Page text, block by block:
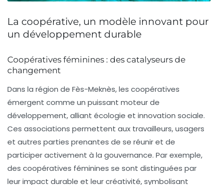
La coopérative, un modèle innovant pour
un développement durable
Coopératives féminines : des catalyseurs de
changement
Dans la région de Fès-Meknès, les coopératives
émergent comme un puissant moteur de
développement, alliant écologie et innovation sociale.
Ces associations permettent aux travailleurs,usagers
et autres parties prenantes de se réunir et de
participer activement à la gouvernance. Par exemple,
des coopératives féminines se sont distinguées par
leur impact durable et leur créativité, symbolisant